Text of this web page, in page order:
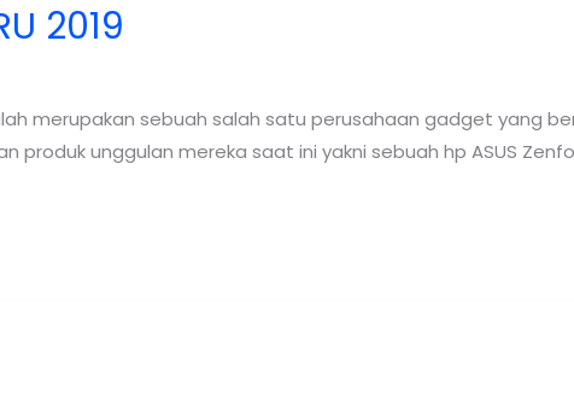
2019
merupakan sebuah salah satu perusahaan gadget yang
produk unggulan mereka saat ini yakni sebuah hp ASUS